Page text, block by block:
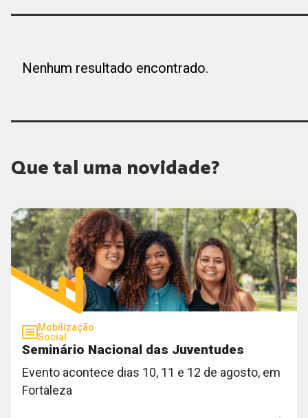
Nenhum resultado encontrado.
Que tal uma novidade?
Mobilização
Social
Seminário Nacional das Juventudes
Evento acontece dias 10, 11 e 12 de agosto, em
Fortaleza